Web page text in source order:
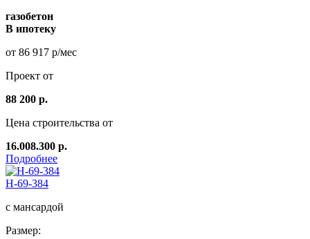
газобетон
В ипотеку
от 86 917 р/мес
Проект от
88 200 р.
Цена строительства от
16.008.300 р.
Подробнее
Н-69-384
с мансардой
Размер: